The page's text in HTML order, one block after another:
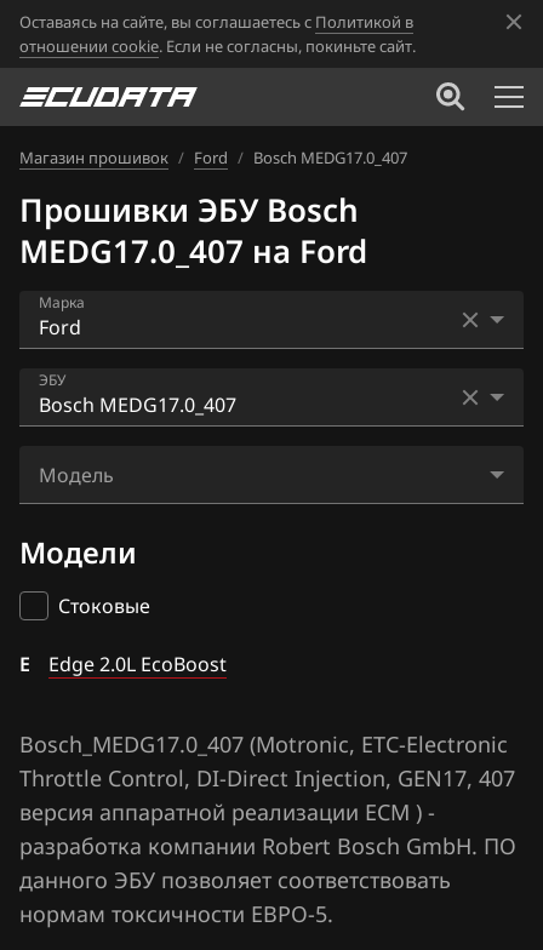
Оставаясь на сайте, вы соглашаетесь с Политикой в
отношении cookie. Если не согласны, покиньте сайт.
Магазин прошивок / Ford / Bosch MEDG17.0_407
Прошивки ЭБУ Bosch
MEDG17.0_407 на Ford
Марка
Acura
Alfa Romeo
ATLAS
BAIC
BAW
Bentley
Brilliance
BYD
Cadillac
Changan
ЭБУ
Bosch M17.8.5
Bosch ME9.0(C)
Bosch MED17.2
Bosch MEDG17.0_002(003)
Bosch MEDG17.0_407
Bosch MEDG17.0_606
Bosch MEDG17.0_707
Bosch MEG9.8.1
Модель
Модели
Стоковые
E Edge 2.0L EcoBoost
Bosch_MEDG17.0_407 (Motronic, ETC-Electronic
Throttle Control, DI-Direct Injection, GEN17, 407
версия аппаратной реализации ECM ) -
разработка компании Robert Bosch GmbH. ПО
данного ЭБУ позволяет соответствовать
нормам токсичности ЕВРО-5.